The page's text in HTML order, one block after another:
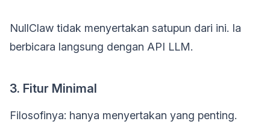
NullClaw tidak menyertakan satupun dari ini. Ia
berbicara langsung dengan API LLM.
3. Fitur Minimal
Filosofinya: hanya menyertakan yang penting.